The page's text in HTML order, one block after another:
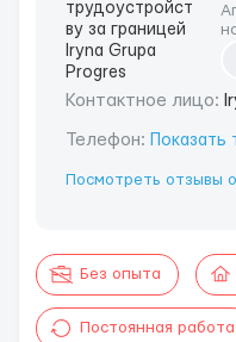
Контактное лицо:
Телефон:
Посмотреть
Без опыта
Постоянная работа